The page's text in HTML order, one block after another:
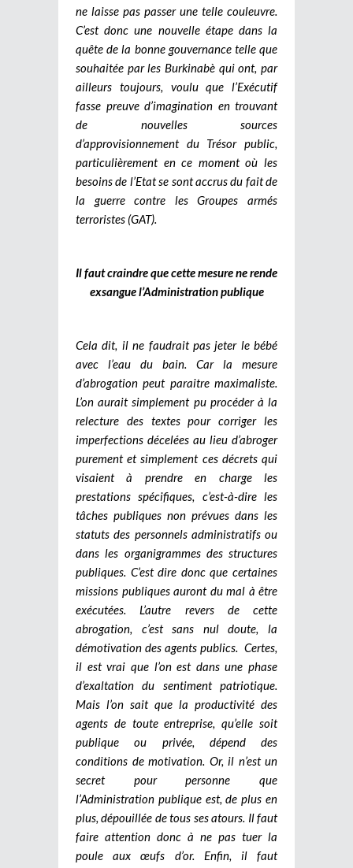
ne laisse pas passer une telle couleuvre.
C’est donc une nouvelle étape dans la
quête de la bonne gouvernance telle que
souhaitée par les Burkinabè qui ont, par
ailleurs toujours, voulu que l’Exécutif
fasse preuve d’imagination en trouvant
de nouvelles sources
d’approvisionnement du Trésor public,
particulièrement en ce moment où les
besoins de l’Etat se sont accrus du fait de
la guerre contre les Groupes armés
terroristes (GAT).
Il faut craindre que cette mesure ne rende
exsangue l’Administration publique
Cela dit, il ne faudrait pas jeter le bébé
avec l’eau du bain. Car la mesure
d’abrogation peut paraitre maximaliste.
L’on aurait simplement pu procéder à la
relecture des textes pour corriger les
imperfections décelées au lieu d’abroger
purement et simplement ces décrets qui
visaient à prendre en charge les
prestations spécifiques, c’est-à-dire les
tâches publiques non prévues dans les
statuts des personnels administratifs ou
dans les organigrammes des structures
publiques. C’est dire donc que certaines
missions publiques auront du mal à être
exécutées. L’autre revers de cette
abrogation, c’est sans nul doute, la
démotivation des agents publics. Certes,
il est vrai que l’on est dans une phase
d’exaltation du sentiment patriotique.
Mais l’on sait que la productivité des
agents de toute entreprise, qu’elle soit
publique ou privée, dépend des
conditions de motivation. Or, il n’est un
secret pour personne que
l’Administration publique est, de plus en
plus, dépouillée de tous ses atours. Il faut
faire attention donc à ne pas tuer la
poule aux œufs d’or. Enfin, il faut